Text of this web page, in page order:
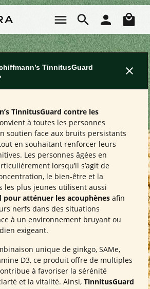
TinnitusGuard
TinnitusGuard contre les
à toutes les personnes
soutien face aux bruits persistants
en souhaitant renforcer leurs
Les personnes âgées en
lorsqu’il s’agit de
le bien-être et la
les plus jeunes utilisent aussi
pour atténuer les acouphènes afin
nerfs dans des situations
à un environnement bruyant ou
exigeant.
unique de ginkgo, SAMe,
D3, ce produit offre de multiples
à favoriser la sérénité
et la vitalité. Ainsi, TinnitusGuard